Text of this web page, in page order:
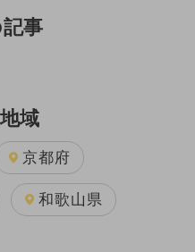
事
域
京都府
和歌山県